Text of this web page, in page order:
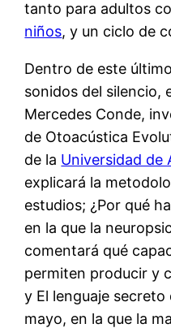
tanto para adultos
niños, y un ciclo de
Dentro de este
sonidos del silencio,
Mercedes Conde,
de Otoacústica
de la Universidad de
explicará la
estudios; ¿Por qué
en la que la
comentará qué
permiten producir y
y El lenguaje
mayo, en la que la